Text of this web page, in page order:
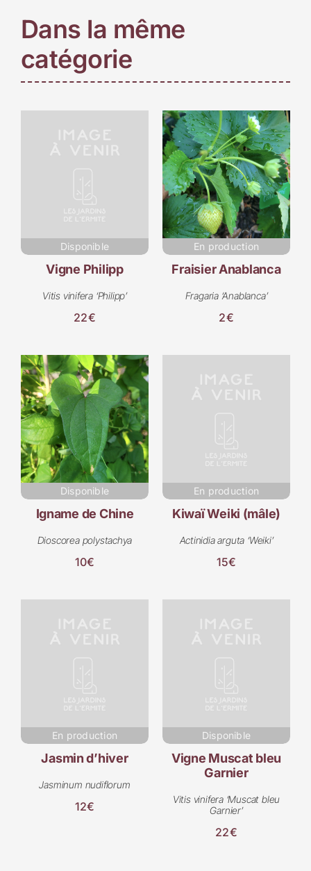
Dans la même
catégorie
Disponible
Vigne Philipp
Vitis vinifera ‘Philipp’
22€
En production
Fraisier Anablanca
Fragaria ‘Anablanca’
2€
Disponible
Igname de Chine
Dioscorea polystachya
10€
En production
Kiwaï Weiki (mâle)
Actinidia arguta ‘Weiki’
15€
En production
Jasmin d’hiver
Jasminum nudiflorum
12€
Disponible
Vigne Muscat bleu
Garnier
Vitis vinifera ‘Muscat bleu
Garnier’
22€